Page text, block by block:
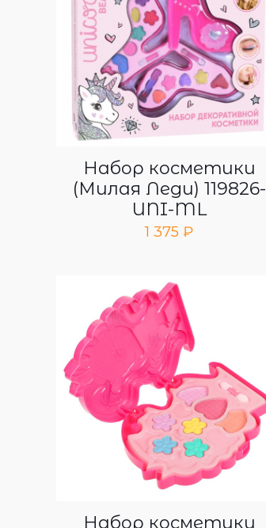
Набор косметики
(Милая Леди) 119826-
UNI-ML
1 375 ₽
Набор косметики